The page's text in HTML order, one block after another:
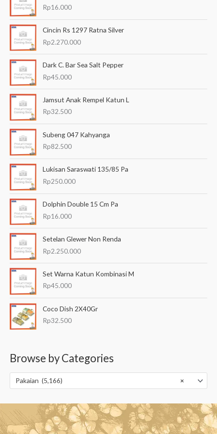
a
u
n
u
Rp16.000
Cincin Rs 1297 Ratna Silver
Rp2.270.000
Dark C. Bar Sea Salt Pepper
Rp45.000
Jamsut Anak Rempel Katun L
Rp32.500
Subeng 047 Kahyanga
Rp82.500
Lukisan Saraswati 135/85 Pa
Rp250.000
Dolphin Double 15 Cm Pa
Rp16.000
Setelan Glewer Non Renda
Rp2.250.000
Set Warna Katun Kombinasi M
Rp45.000
Coco Dish 2X40Gr
Rp32.500
Browse by Categories
×
Pakaian (5,166)